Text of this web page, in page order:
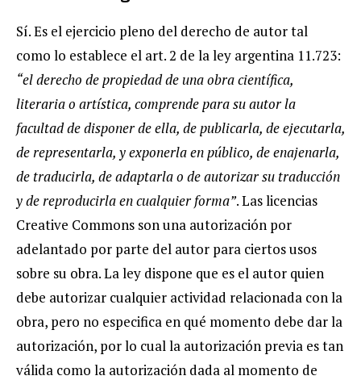
Sí. Es el ejercicio pleno del derecho de autor tal
como lo establece el art. 2 de la ley argentina 11.723:
“el derecho de propiedad de una obra científica,
literaria o artística, comprende para su autor la
facultad de disponer de ella, de publicarla, de ejecutarla,
de representarla, y exponerla en público, de enajenarla,
de traducirla, de adaptarla o de autorizar su traducción
y de reproducirla en cualquier forma”. Las licencias
Creative Commons son una autorización por
adelantado por parte del autor para ciertos usos
sobre su obra. La ley dispone que es el autor quien
debe autorizar cualquier actividad relacionada con la
obra, pero no especifica en qué momento debe dar la
autorización, por lo cual la autorización previa es tan
válida como la autorización dada al momento de